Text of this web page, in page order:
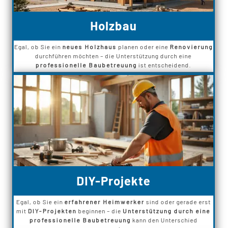
Holzbau
Egal, ob Sie ein neues Holzhaus planen oder eine Renovierung
durchführen möchten – die Unterstützung durch eine
professionelle Baubetreuung ist entscheidend.
DIY-Projekte
Egal, ob Sie ein erfahrener Heimwerker sind oder gerade erst
mit DIY-Projekten beginnen – die Unterstützung durch eine
professionelle Baubetreuung kann den Unterschied